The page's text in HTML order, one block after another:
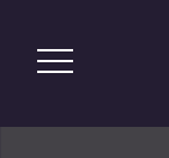
main